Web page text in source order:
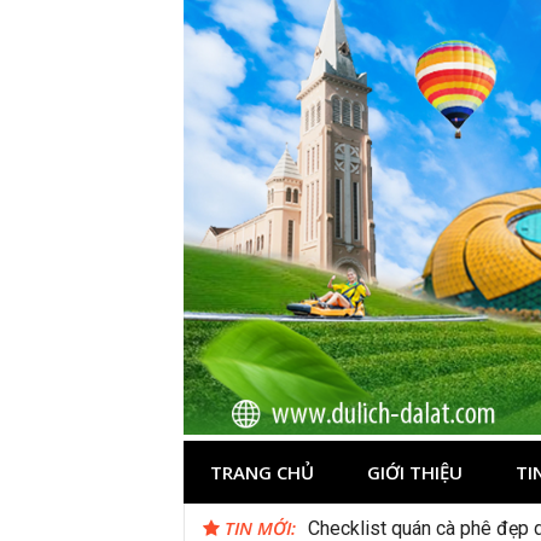
Du lịch Đà
TRANG CHỦ GIỚI THIỆU
TIN MỚI: Du lịch Sapa: Khám phá
Checklist quán cà phê đẹp